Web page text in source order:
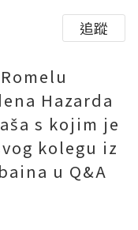
追蹤
Romelu
Hazarda
s kojim je
kolegu iz
u Q&A